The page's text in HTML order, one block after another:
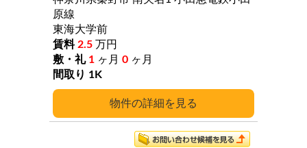
詳細
原線
東海大学前
2.5 万円
1 ヶ月 0 ヶ月
1K